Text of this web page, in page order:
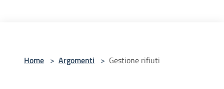
Home > Argomenti > Gestione rifiuti